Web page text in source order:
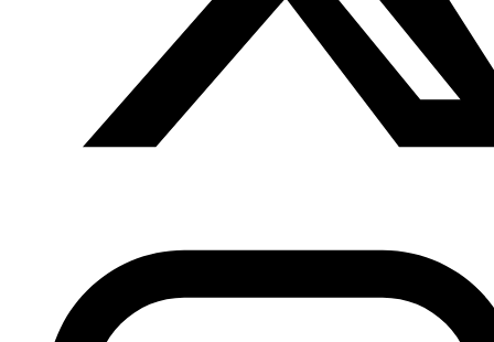
SiguienteExtracto del cómic “La tienda
volante” de Sawsan Nourallah y Rania Issa en versión
catalana